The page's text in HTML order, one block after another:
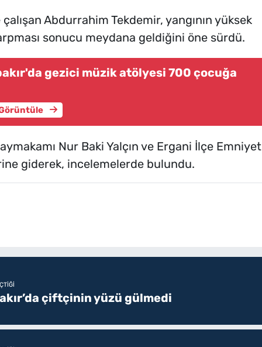
Abdurrahim Tekdemir, yangının yüksek
sonucu meydana geldiğini öne sürdü.
gezici müzik atölyesi 700 çocuğa
Nur Baki Yalçın ve Ergani İlçe Emniyet
giderek, incelemelerde bulundu.
çiftçinin yüzü gülmedi